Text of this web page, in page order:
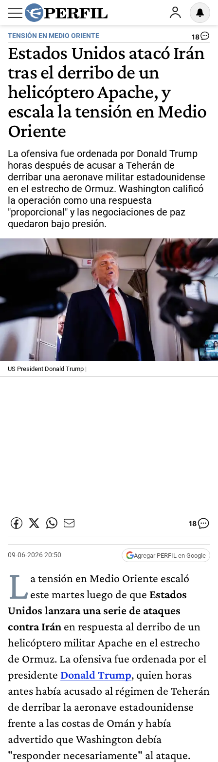
TENSIÓN EN MEDIO ORIENTE 18
Estados Unidos atacó Irán
tras el derribo de un
helicóptero Apache, y
escala la tensión en Medio
Oriente
La ofensiva fue ordenada por Donald Trump
horas después de acusar a Teherán de
derribar una aeronave militar estadounidense
en el estrecho de Ormuz. Washington calificó
la operación como una respuesta
"proporcional" y las negociaciones de paz
quedaron bajo presión.
US President Donald Trump |
18
09-06-2026 20:50 Agregar PERFIL en Google
La tensión en Medio Oriente escaló
este martes luego de que Estados
Unidos lanzara una serie de ataques
contra Irán en respuesta al derribo de un
helicóptero militar Apache en el estrecho
de Ormuz. La ofensiva fue ordenada por el
presidente Donald Trump, quien horas
antes había acusado al régimen de Teherán
de derribar la aeronave estadounidense
frente a las costas de Omán y había
advertido que Washington debía
"responder necesariamente" al ataque.